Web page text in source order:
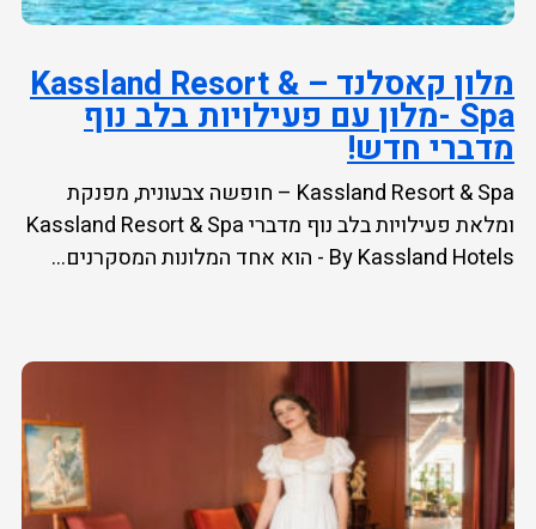
מלון קאסלנד – Kassland Resort &
Spa -מלון עם פעילויות בלב נוף
מדברי חדש!
Kassland Resort & Spa – חופשה צבעונית, מפנקת
ומלאת פעילויות בלב נוף מדברי Kassland Resort & Spa
- By Kassland Hotels הוא אחד המלונות המסקרנים...